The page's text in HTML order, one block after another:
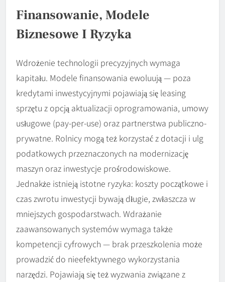
Finansowanie, Modele
Biznesowe I Ryzyka
Wdrożenie technologii precyzyjnych wymaga
kapitału. Modele finansowania ewoluują — poza
kredytami inwestycyjnymi pojawiają się leasing
sprzętu z opcją aktualizacji oprogramowania, umowy
usługowe (pay-per-use) oraz partnerstwa publiczno-
prywatne. Rolnicy mogą też korzystać z dotacji i ulg
podatkowych przeznaczonych na modernizację
maszyn oraz inwestycje prośrodowiskowe.
Jednakże istnieją istotne ryzyka: koszty początkowe i
czas zwrotu inwestycji bywają długie, zwłaszcza w
mniejszych gospodarstwach. Wdrażanie
zaawansowanych systemów wymaga także
kompetencji cyfrowych — brak przeszkolenia może
prowadzić do nieefektywnego wykorzystania
narzędzi. Pojawiają się też wyzwania związane z